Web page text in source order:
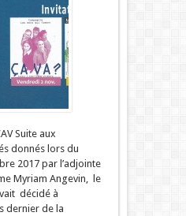
Suite aux
donnés lors du
2017 par l’adjointe
Myriam Angevin, le
décidé à
dernier de la